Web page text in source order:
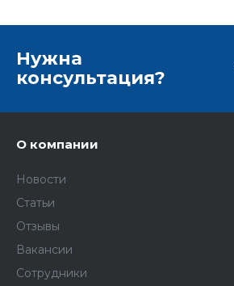
Нужна
консультация?
О компании
Новости
Статьи
Отзывы
Вакансии
Сотрудники